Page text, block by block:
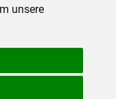
unsere